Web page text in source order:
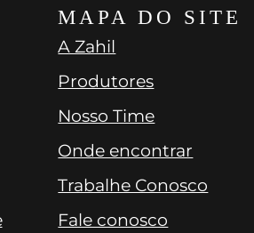
MAPA DO SITE
A Zahil
Produtores
Nosso Time
Onde encontrar
Trabalhe Conosco
Fale conosco